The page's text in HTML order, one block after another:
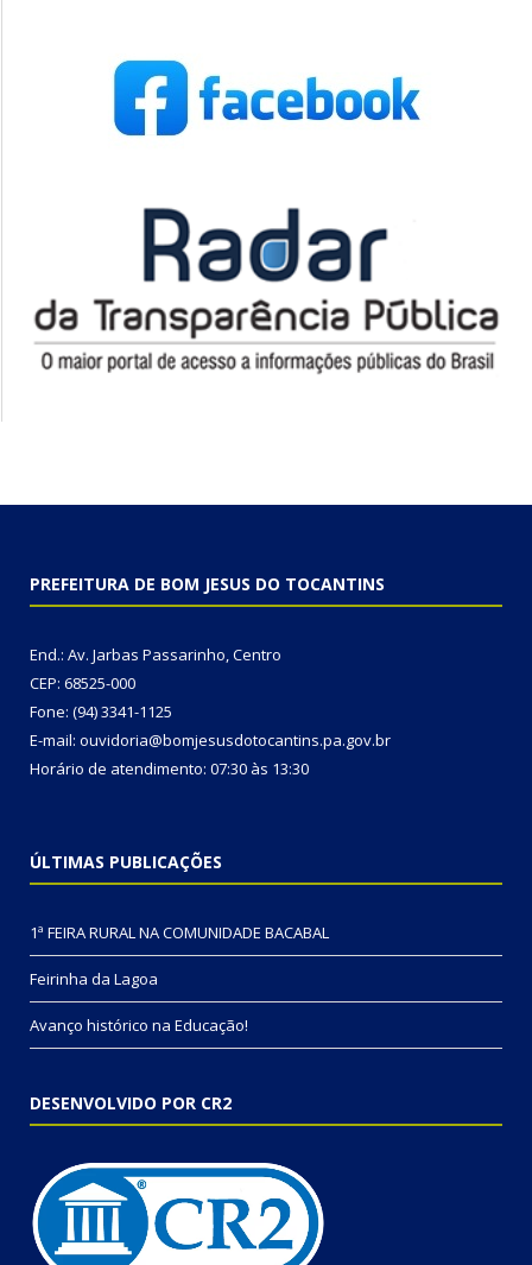
PREFEITURA DE BOM JESUS DO TOCANTINS
End.: Av. Jarbas Passarinho, Centro
CEP: 68525-000
Fone: (94) 3341-1125
E-mail: ouvidoria@bomjesusdotocantins.pa.gov.br
Horário de atendimento: 07:30 às 13:30
ÚLTIMAS PUBLICAÇÕES
1ª FEIRA RURAL NA COMUNIDADE BACABAL
Feirinha da Lagoa
Avanço histórico na Educação!
DESENVOLVIDO POR CR2